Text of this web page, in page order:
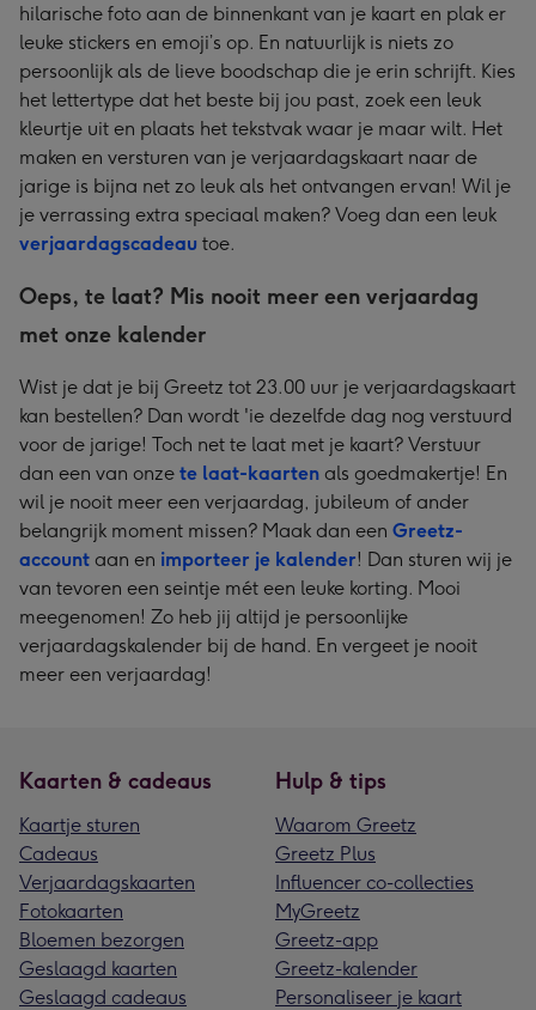
hilarische foto aan de binnenkant van je kaart en plak er
leuke stickers en emoji’s op. En natuurlijk is niets zo
persoonlijk als de lieve boodschap die je erin schrijft. Kies
het lettertype dat het beste bij jou past, zoek een leuk
kleurtje uit en plaats het tekstvak waar je maar wilt. Het
maken en versturen van je verjaardagskaart naar de
jarige is bijna net zo leuk als het ontvangen ervan! Wil je
je verrassing extra speciaal maken? Voeg dan een leuk
verjaardagscadeau toe.
Oeps, te laat? Mis nooit meer een verjaardag
met onze kalender
Wist je dat je bij Greetz tot 23.00 uur je verjaardagskaart
kan bestellen? Dan wordt 'ie dezelfde dag nog verstuurd
voor de jarige! Toch net te laat met je kaart? Verstuur
dan een van onze te laat-kaarten als goedmakertje! En
wil je nooit meer een verjaardag, jubileum of ander
belangrijk moment missen? Maak dan een Greetz-
account aan en importeer je kalender! Dan sturen wij je
van tevoren een seintje mét een leuke korting. Mooi
meegenomen! Zo heb jij altijd je persoonlijke
verjaardagskalender bij de hand. En vergeet je nooit
meer een verjaardag!
Kaarten & cadeaus
Kaartje sturen
Cadeaus
Verjaardagskaarten
Fotokaarten
Bloemen bezorgen
Geslaagd kaarten
Geslaagd cadeaus
Hulp & tips
Waarom Greetz
Greetz Plus
Influencer co-collecties
MyGreetz
Greetz-app
Greetz-kalender
Personaliseer je kaart